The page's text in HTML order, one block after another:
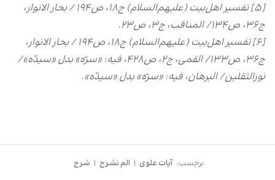
[۵] تفسیر اهل‌بیت (علیهم‌السلام) ج۱۸، ص۱۹۴ / بحار الانوار،
ج۳۶، ص۱۳۴/ المناقب، ج۳، ص۲۳.
[۶] تفسیر اهل‌بیت (علیهم‌السلام) ج۱۸، ص۱۹۴ / بحار الانوار،
ج۳۶، ص۱۳۳/ القمی، ج۲، ص۴۲۸، فیه: «سرّه» بدل «سیدّه»/
نورالثقلین/ البرهان، فیه: «سرّه» بدل «سیدّه».
برچسب: آیات علوی | الم نشرح | شرح